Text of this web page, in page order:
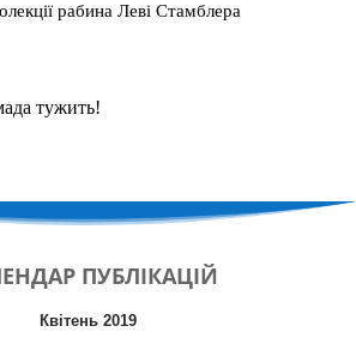
рабина Леві Стамблера
тужить!
ПУБЛІКАЦІЙ
Квітень 2019